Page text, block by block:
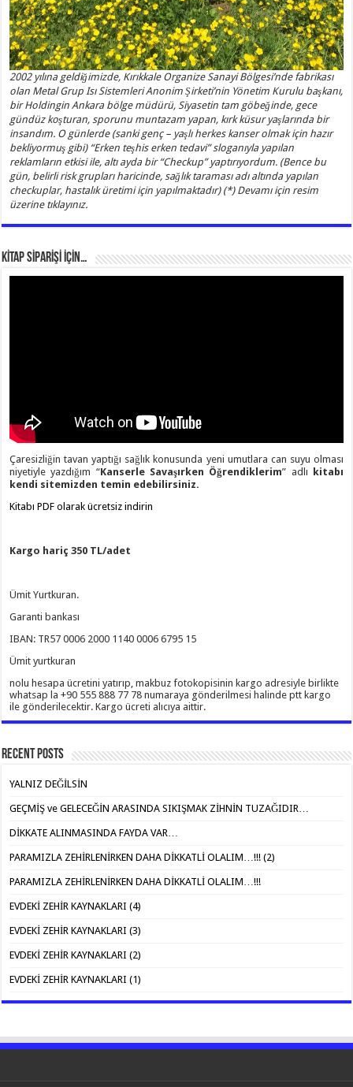
2002 yılına geldiğimizde, Kırıkkale Organize Sanayi Bölgesi’nde fabrikası
olan Metal Grup Isı Sistemleri Anonim Şirketi’nin Yönetim Kurulu başkanı,
bir Holdingin Ankara bölge müdürü, Siyasetin tam göbeğinde, gece
gündüz koşturan, sporunu muntazam yapan, kırk küsur yaşlarında bir
insandım. O günlerde (sanki genç – yaşlı herkes kanser olmak için hazır
bekliyormuş gibi) “Erken teşhis erken tedavi” sloganıyla yapılan
reklamların etkisi ile, altı ayda bir “Checkup” yaptırıyordum. (Bence bu
gün, belirli risk grupları haricinde, sağlık taraması adı altında yapılan
checkuplar, hastalık üretimi için yapılmaktadır) (*) Devamı için resim
üzerine tıklayınız.
KİTAP SİPARİŞİ İÇİN…
Çaresizliğin tavan yaptığı sağlık konusunda yeni umutlara can suyu olması
niyetiyle yazdığım “Kanserle Savaşırken Öğrendiklerim” adlı kitabı
kendi sitemizden temin edebilirsiniz.
Kitabı PDF olarak ücretsiz indirin
Kargo hariç 350 TL/adet
Ümit Yurtkuran.
Garanti bankası
IBAN: TR57 0006 2000 1140 0006 6795 15
Ümit yurtkuran
nolu hesapa ücretini yatırıp, makbuz fotokopisinin kargo adresiyle birlikte
whatsap la +90 555 888 77 78 numaraya gönderilmesi halinde ptt kargo
ile gönderilecektir. Kargo ücreti alıcıya aittir.
Recent Posts
YALNIZ DEĞİLSİN
GEÇMİŞ ve GELECEĞİN ARASINDA SIKIŞMAK ZİHNİN TUZAĞIDIR…
DİKKATE ALINMASINDA FAYDA VAR…
PARAMIZLA ZEHİRLENİRKEN DAHA DİKKATLİ OLALIM…!!! (2)
PARAMIZLA ZEHİRLENİRKEN DAHA DİKKATLİ OLALIM…!!!
EVDEKİ ZEHİR KAYNAKLARI (4)
EVDEKİ ZEHİR KAYNAKLARI (3)
EVDEKİ ZEHİR KAYNAKLARI (2)
EVDEKİ ZEHİR KAYNAKLARI (1)